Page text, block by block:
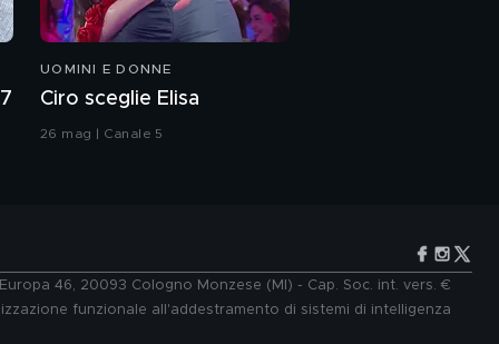
UOMINI E DONNE
Ciro sceglie Elisa
26 mag | Canale 5
46, 20093 Cologno Monzese (MI) - Cap. Soc. int. vers. €
funzionale all'addestramento di sistemi di intelligenza